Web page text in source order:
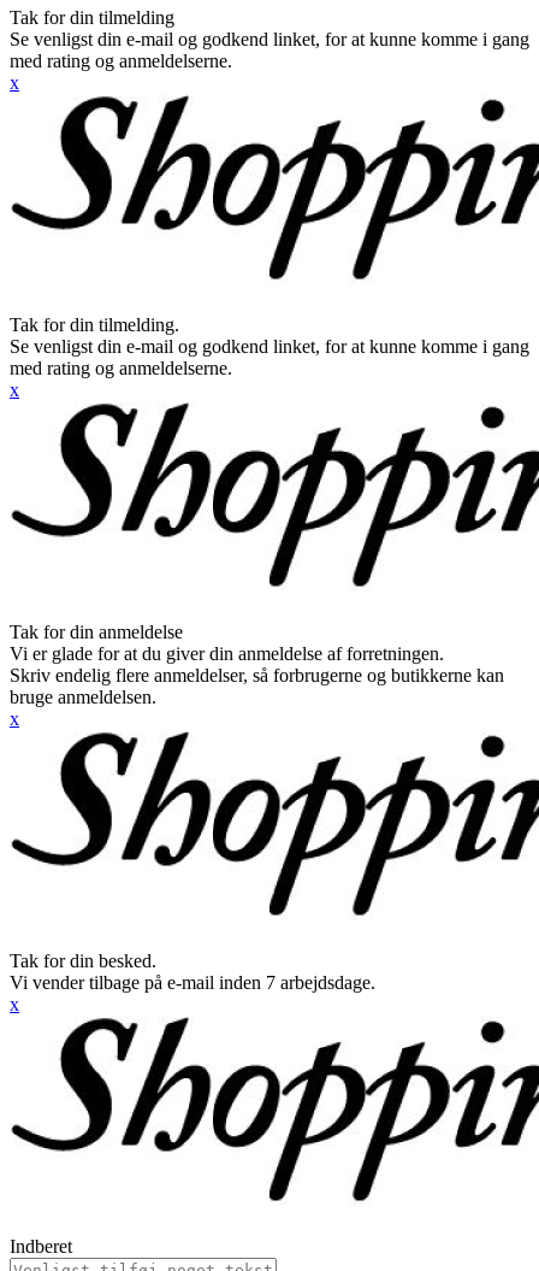
Tak for din tilmelding
Se venligst din e-mail og godkend linket, for at kunne komme i gang
med rating og anmeldelserne.
x
Tak for din tilmelding.
Se venligst din e-mail og godkend linket, for at kunne komme i gang
med rating og anmeldelserne.
x
Tak for din anmeldelse
Vi er glade for at du giver din anmeldelse af forretningen.
Skriv endelig flere anmeldelser, så forbrugerne og butikkerne kan
bruge anmeldelsen.
x
Tak for din besked.
Vi vender tilbage på e-mail inden 7 arbejdsdage.
x
Indberet